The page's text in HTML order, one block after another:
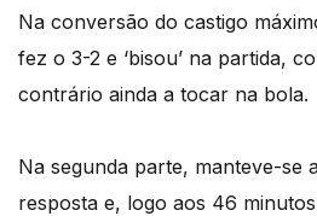
Na conversão do castigo
fez o 3-2 e ‘bisou’ na partida,
contrário ainda a tocar na bola.
Na segunda parte, manteve-se
resposta e, logo aos 46